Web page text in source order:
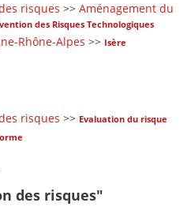
risques >> Aménagement du
des Risques Technologiques
Rhône-Alpes >> Isère
risques >> Evaluation du risque
des risques"